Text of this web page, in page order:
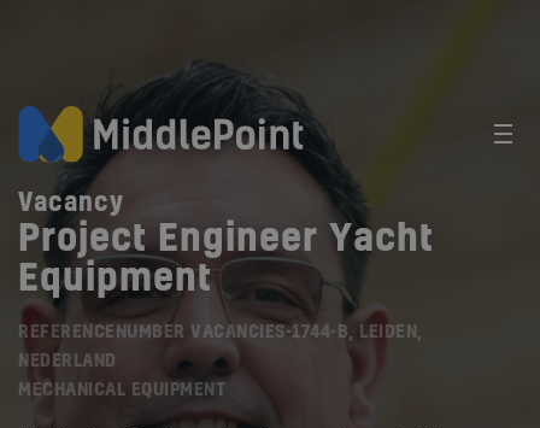
Vacancy
Project Engineer Yacht
Equipment
REFERENCENUMBER VACANCIES-1744-B, LEIDEN,
NEDERLAND
MECHANICAL EQUIPMENT